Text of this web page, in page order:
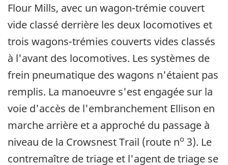
Flour Mills, avec un wagon-trémie couvert
vide classé derrière les deux locomotives et
trois wagons-trémies couverts vides classés
à l'avant des locomotives. Les systèmes de
frein pneumatique des wagons n'étaient pas
remplis. La manoeuvre s'est engagée sur la
voie d'accès de l'embranchement Ellison en
marche arrière et a approché du passage à
niveau de la Crowsnest Trail (route no 3). Le
contremaître de triage et l'agent de triage se